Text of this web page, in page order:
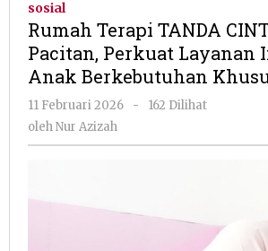
Hadir
di
bagi
sosial
Rumah Terapi TANDA
Pacitan, Perkuat Layanan
Anak Berkebutuhan
11 Februari 2026
oleh
-
162 Dilihat
olehNur Azizah